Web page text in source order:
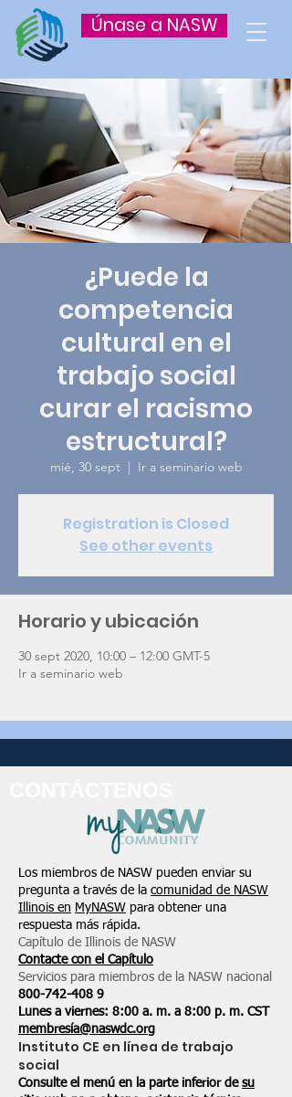
Únase a NASW
¿Puede la
competencia
cultural en el
trabajo social
curar el racismo
estructural?
mié, 30 sept
  |
Ir a seminario web
Registration is Closed
See other events
Horario y ubicación
30 sept 2020, 10:00 – 12:00 GMT-5
Ir a seminario web
Los miembros de NASW pueden enviar su
pregunta a través de la comunidad de NASW
Illinois en MyNASW para obtener una
respuesta más rápida.
Capítulo de Illinois de NASW
Contacte con el Capítulo
Servicios para miembros de la NASW nacional
800-742-408 9
Lunes a viernes: 8:00 a. m. a 8:00 p. m. CST
membresía@naswdc.org
Instituto CE en línea de trabajo
social
Consulte el menú en la parte inferior de su